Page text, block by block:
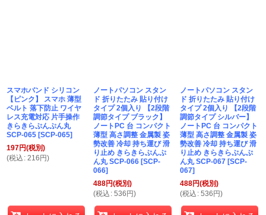
スマホバンド シリコン
【ピンク】 スマホ 薄型
ベルト 落下防止 ワイヤ
レス充電対応 片手操作
きらきらぷんぷん丸
SCP-065 [SCP-065]
197円(税別)
(税込 : 216 円)
ノートパソコン スタン
ド 折りたたみ 貼り付け
タイプ 2個入り 【2段階
調節タイプ ブラック】
ノートPC 台 コンパクト
薄型 高さ調整 金属製 姿
勢改善 冷却 持ち運び 滑
り止め きらきらぷんぷ
ん丸 SCP-066 [SCP-
066]
488円(税別)
(税込 : 536 円)
ノートパソコン スタン
ド 折りたたみ 貼り付け
タイプ 2個入り 【2段階
調節タイプ シルバー】
ノートPC 台 コンパクト
薄型 高さ調整 金属製 姿
勢改善 冷却 持ち運び 滑
り止め きらきらぷんぷ
ん丸 SCP-067 [SCP-
067]
488円(税別)
(税込 : 536 円)